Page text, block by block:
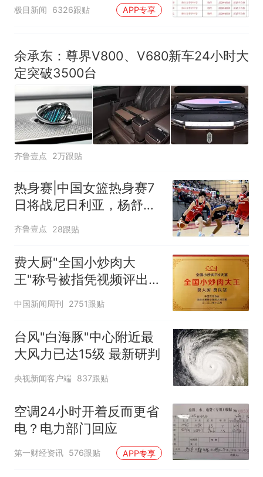
聘，成立调查组全面核查
极目新闻 6326跟贴 APP专享
余承东：尊界V800、V680新车24小时大
定突破3500台
齐鲁壹点 2万跟贴
热身赛|中国女篮热身赛7
日将战尼日利亚，杨舒予
有望出战
齐鲁壹点 28跟贴
费大厨"全国小炒肉大
王"称号被指凭视频评出
官方回应
中国新闻周刊 2751跟贴
台风"白海豚"中心附近最
大风力已达15级 最新研判
央视新闻客户端 837跟贴
空调24小时开着反而更省
电？电力部门回应
第一财经资讯 576跟贴 APP专享